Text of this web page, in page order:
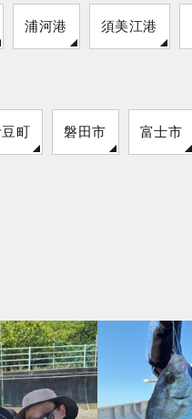
浦河港 須美江港
町 磐田市 富士市